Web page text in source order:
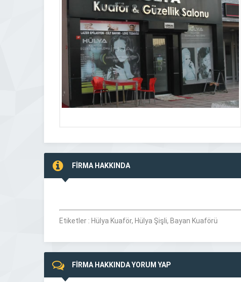
FİRMA HAKKINDA
Etiketler : Hülya Kuaför, Hülya Şişli, Bayan Kuaförü
FİRMA HAKKINDA YORUM YAP